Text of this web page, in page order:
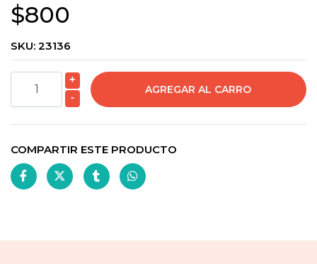
$800
SKU: 23136
+
-
COMPARTIR ESTE PRODUCTO